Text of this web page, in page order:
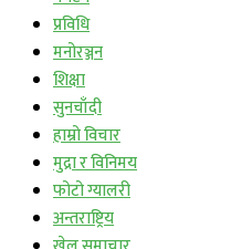
प्रविधि
मनोरञ्जन
शिक्षा
सुनचाँदी
हाम्रो विचार
मुद्रा र विनिमय
फोटो ग्यालरी
अन्तराष्ट्रिय